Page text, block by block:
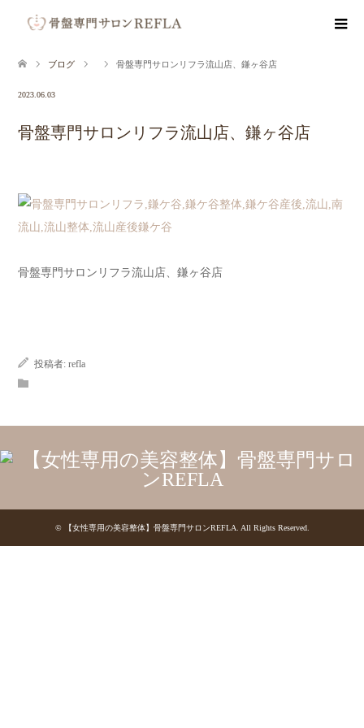
ブログ 骨盤専門サロンリフラ流山店、鎌ヶ谷店
2023.06.03
骨盤専門サロンリフラ流山店、鎌ヶ谷店
骨盤専門サロンリフラ流山店、鎌ヶ谷店
投稿者: refla
© 【女性専用の美容整体】骨盤専門サロンREFLA. All Rights Reserved.